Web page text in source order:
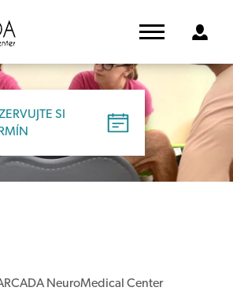
SI
NeuroMedical Center